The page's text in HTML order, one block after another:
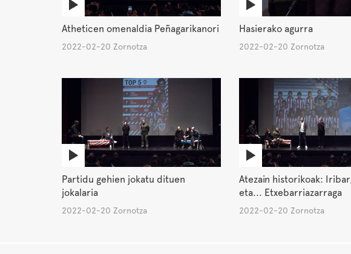
Atheticen omenaldia Peñagarikanori
2022-02-20 Zornotza
Hasierako agurra
2022-02-20 Zornotza
Partidu gehien jokatu dituen
jokalaria
2022-02-20 Zornotza
Atezain historikoak:
eta... Etxebarriazarraga
2022-02-20 Zornotza